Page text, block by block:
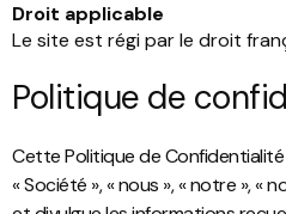
Droit applicable
Le site est régi par le droit
Politique de
Cette Politique de
« Société », « nous », « notre », «